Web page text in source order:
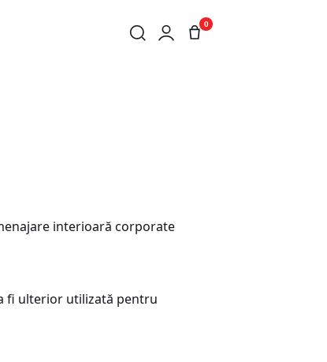
0
interioară corporate
fi ulterior utilizată pentru